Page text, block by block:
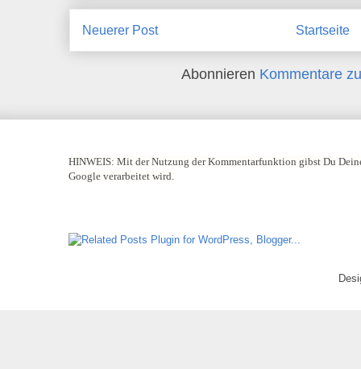
Neuerer Post Startseite
Abonnieren Kommentare
HINWEIS: Mit der Nutzung der Kommentarfunktion gibst Du
Google verarbeitet wird.